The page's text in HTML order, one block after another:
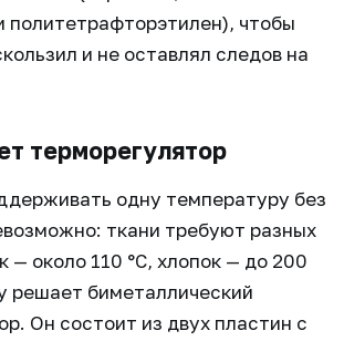
политетрафторэтилен), чтобы
и не оставлял следов на
терморегулятор
одну температуру без
ткани требуют разных
около 110 °C, хлопок — до 200
решает биметаллический
Он состоит из двух пластин с